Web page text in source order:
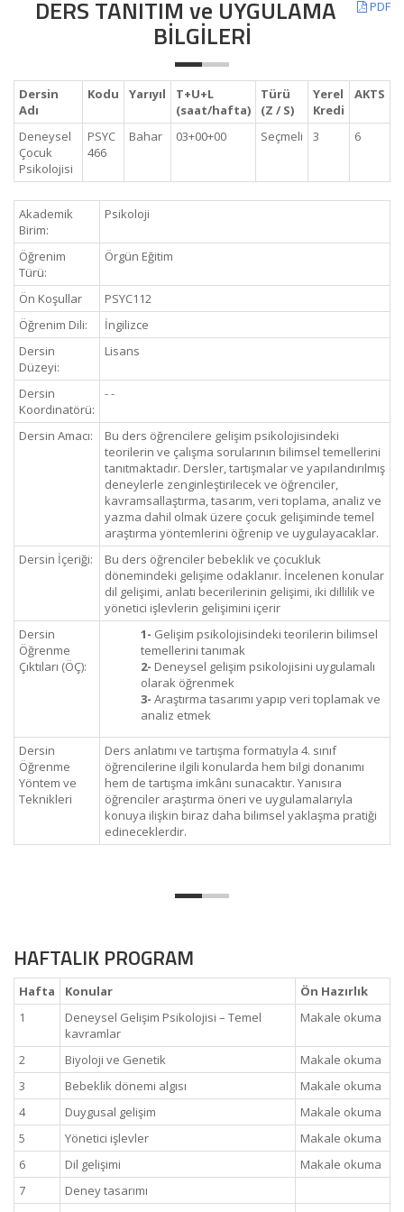
PDF
DERS TANITIM ve UYGULAMA
BİLGİLERİ
Dersin
Adı
Kodu Yarıyıl
T+U+L
(saat/hafta)
Türü
(Z / S)
Yerel
Kredi
AKTS
Deneysel
Çocuk
Psikolojisi
PSYC
466
Bahar 03+00+00 Seçmeli 3 6
Akademik
Birim:
Psikoloji
Öğrenim
Türü:
Örgün Eğitim
Ön Koşullar
PSYC112
Öğrenim Dili:
İngilizce
Dersin
Düzeyi:
Lisans
Dersin
Koordinatörü:
- -
Dersin Amacı:
Bu ders öğrencilere gelişim psikolojisindeki
teorilerin ve çalışma sorularının bilimsel temellerini
tanıtmaktadır. Dersler, tartışmalar ve yapılandırılmış
deneylerle zenginleştirilecek ve öğrenciler,
kavramsallaştırma, tasarım, veri toplama, analiz ve
yazma dahil olmak üzere çocuk gelişiminde temel
araştırma yöntemlerini öğrenip ve uygulayacaklar.
Dersin İçeriği:
Bu ders öğrenciler bebeklik ve çocukluk
dönemindeki gelişime odaklanır. İncelenen konular
dil gelişimi, anlatı becerilerinin gelişimi, iki dillilik ve
yönetici işlevlerin gelişimini içerir
Dersin
Öğrenme
Çıktıları (ÖÇ):
1- Gelişim psikolojisindeki teorilerin bilimsel
temellerini tanımak
2- Deneysel gelişim psikolojisini uygulamalı
olarak öğrenmek
3- Araştırma tasarımı yapıp veri toplamak ve
analiz etmek
Dersin
Öğrenme
Yöntem ve
Teknikleri
Ders anlatımı ve tartışma formatıyla 4. sınıf
öğrencilerine ilgili konularda hem bilgi donanımı
hem de tartışma imkânı sunacaktır. Yanısıra
öğrenciler araştırma öneri ve uygulamalarıyla
konuya ilişkin biraz daha bilimsel yaklaşma pratiği
edineceklerdir.
HAFTALIK PROGRAM
Hafta Konular
Ön Hazırlık
1
Deneysel Gelişim Psikolojisi – Temel
kavramlar
Makale okuma
2 Biyoloji ve Genetik
Makale okuma
3
Bebeklik dönemi algısı
Makale okuma
4
Duygusal gelişim
Makale okuma
5
Yönetici işlevler
Makale okuma
6
Dil gelişimi
Makale okuma
7
Deney tasarımı